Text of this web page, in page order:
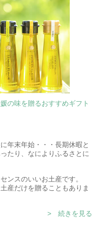
の味を贈るおすすめギフト
年末年始・・・長期休暇と
たり、なによりふるさとに
ンスのいいお土産です。
産だけを贈ることもありま
愛媛の味」、また食べたい
> 続きを見る